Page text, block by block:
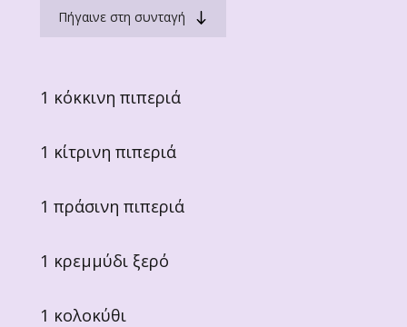
Πήγαινε στη συνταγή
1 κόκκινη πιπεριά
1 κίτρινη πιπεριά
1 πράσινη πιπεριά
1 κρεμμύδι ξερό
1 κολοκύθι